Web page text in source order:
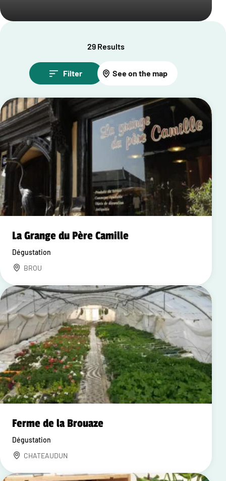
29 Results
Filter See on the map
La Grange du Père Camille
Dégustation
BROU
Ferme de la Brouaze
Dégustation
CHATEAUDUN